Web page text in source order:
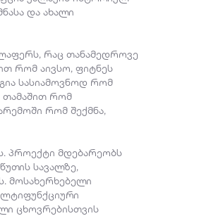
და ახალი
რაც თანამედროვე
რომ აივსო, ფიტნეს
სასიამოვნოდ რომ
თამაშით რომ
რომ შექმნა,
პროექტი მდებარეობს
სავალზე,
მოსახერხებელი
ცხოვრებისთვის